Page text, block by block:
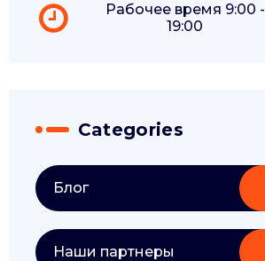
Рабочее время 9:00 -
19:00
Categories
Блог
Наши партнеры